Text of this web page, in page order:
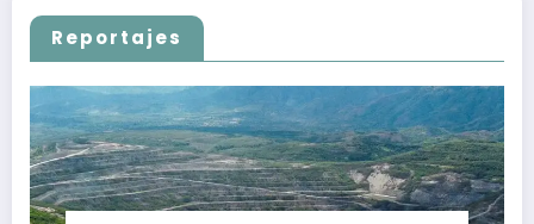
Reportajes